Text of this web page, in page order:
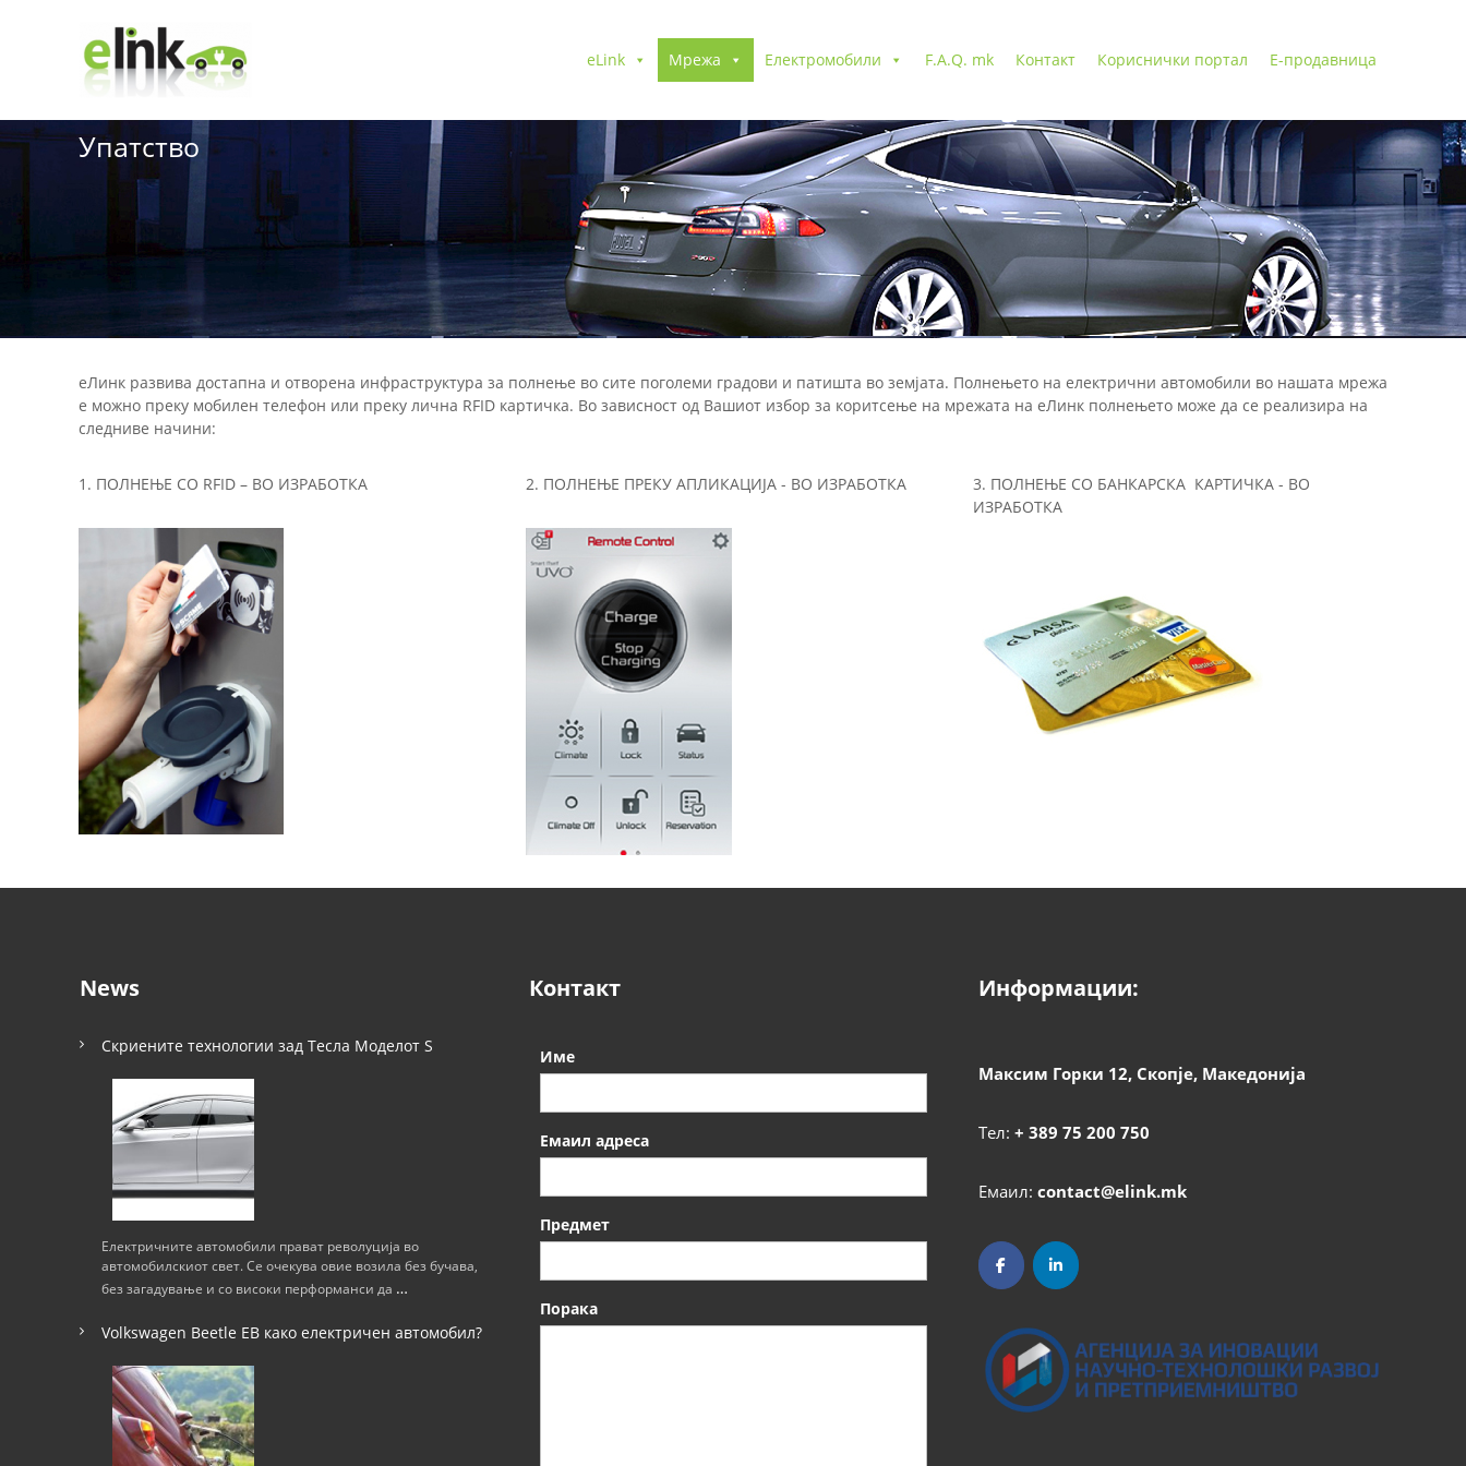
o
c
k
eLink Мрежа Електромобили F.A.Q. mk Контакт Кориснички портал Е-продавница
Упатство
eЛинк развива достапна и отворена инфраструктура за полнење во сите поголеми градови и патишта во земјата. Полнењето на електрични автомобили во нашата мрежа
е можно преку мобилен телефон или преку лична RFID картичка. Во зависност од Вашиот избор за коритсење на мрежата на еЛинк полнењето може да се реализира на
следниве начини:
1. ПОЛНЕЊЕ СО RFID – ВО ИЗРАБОТКА 2. ПОЛНЕЊЕ ПРЕКУ АПЛИКАЦИЈА - ВО ИЗРАБОТКА
3. ПОЛНЕЊЕ СО БАНКАРСКА КАРТИЧКА - ВО
ИЗРАБОТКА
News
Скриените технологии зад Тесла Моделот S
Електричните автомобили прават револуција во
автомобилскиот свет. Се очекува овие возила без бучава,
без загадување и со високи перформанси да …
Volkswagen Beetle ЕВ како електричен автомобил?
Контакт
Име
Емаил адреса
Предмет
Порака
Информации:
Максим Горки 12, Скопје, Македонија
Тел: + 389 75 200 750
Емаил: contact@elink.mk